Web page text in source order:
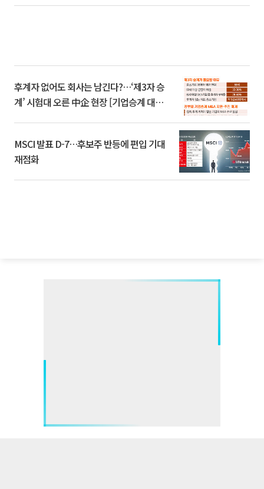
후계자 없어도 회사는 남긴다?…‘제3자 승
계’ 시험대 오른 中企 현장 [기업승계 대전
MSCI 발표 D-7…후보주 반등에 편입 기대
재점화